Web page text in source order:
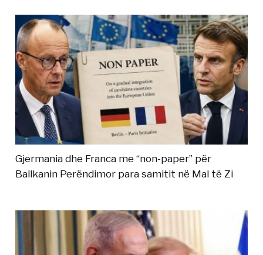
Gjermania dhe Franca me “non-paper” për
Ballkanin Perëndimor para samitit në Mal të Zi